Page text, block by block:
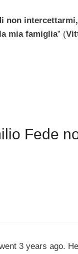
non
mia famiglia” (
Fede
3 years ago. He